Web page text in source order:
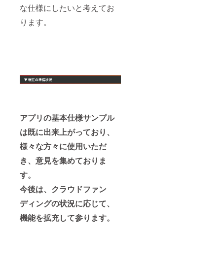
な仕様にしたいと考えてお
ります。
アプリの基本仕様サンプル
は既に出来上がっており、
様々な方々に使用いただ
き、意見を集めておりま
す。
今後は、クラウドファン
ディングの状況に応じて、
機能を拡充して参ります。